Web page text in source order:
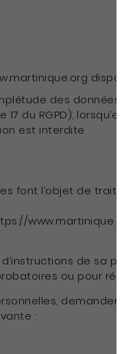
des
du RGPD),
est interdite
font l’objet de
de sa
ou pour
demander
: